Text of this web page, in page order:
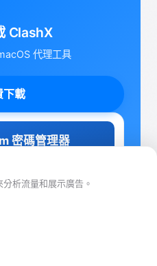
ClashX
代理工具
下載
密碼管理器
存 · 跨平臺同步
用 →
析流量和展示廣告。